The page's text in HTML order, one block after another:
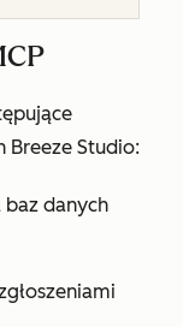
Breeze Studio:
baz danych